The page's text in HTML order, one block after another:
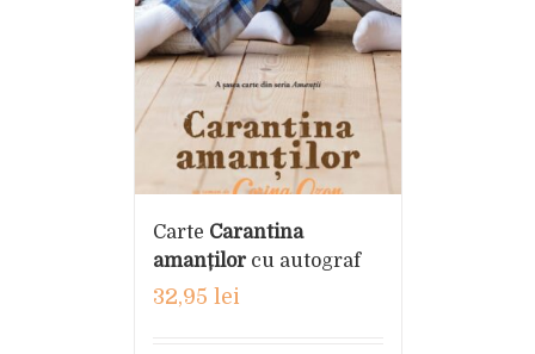
Carte Carantina
amanțilorcu autograf
32,95 lei